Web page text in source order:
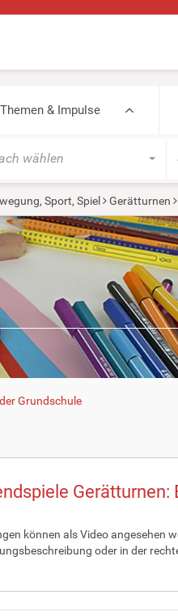
Themen & Impulse
wählen
Sport, Spiel Gerätturnen
Grundschule
Gerätturnen:
können als Video angesehen
oder in der